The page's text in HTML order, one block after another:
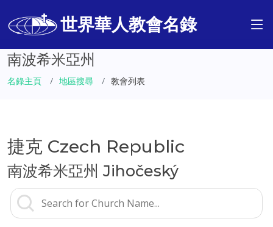
世界華人教會名錄
南波希米亞州
名錄主頁 地區搜尋 教會列表
捷克 Czech Republic
南波希米亞州 Jihočeský